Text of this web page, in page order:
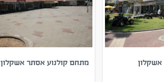
מתחם קולנוע אסתר אשקלון